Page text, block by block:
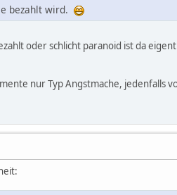
bezahlt wird.
oder schlicht paranoid ist da
nur Typ Angstmache, jedenfalls